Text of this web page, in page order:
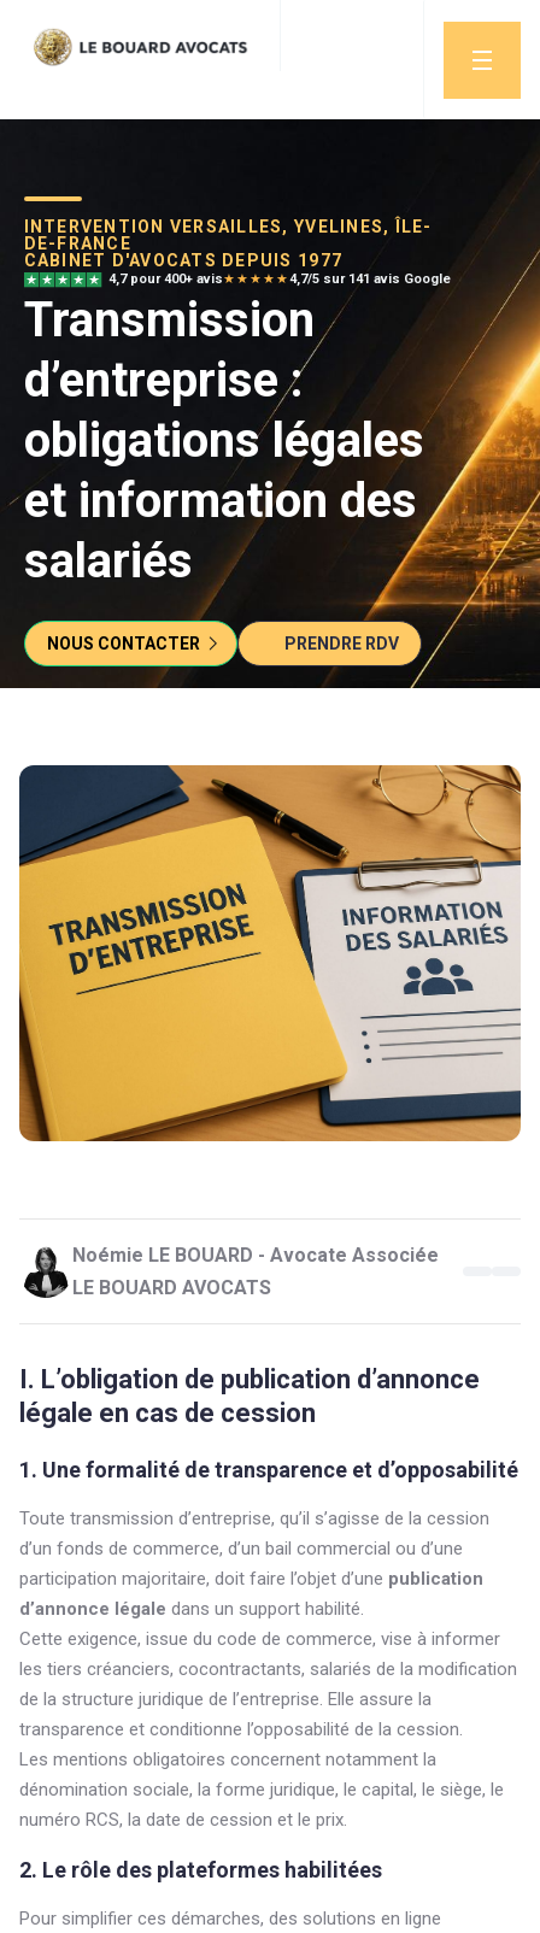
INTERVENTION VERSAILLES, YVELINES, ÎLE-
DE-FRANCE
CABINET D'AVOCATS DEPUIS 1977
4,7 pour 400+ avis★★★★★4,7/5 sur 141 avis Google
Transmission
d’entreprise :
obligations légales
et information des
salariés
NOUS CONTACTER PRENDRE RDV
Noémie LE BOUARD - Avocate Associée
LE BOUARD AVOCATS
I. L’obligation de publication d’annonce
légale en cas de cession
1. Une formalité de transparence et d’opposabilité
Toute transmission d’entreprise, qu’il s’agisse de la cession
d’un fonds de commerce, d’un bail commercial ou d’une
participation majoritaire, doit faire l’objet d’une publication
d’annonce légale dans un support habilité.
Cette exigence, issue du code de commerce, vise à informer
les tiers créanciers, cocontractants, salariés de la modification
de la structure juridique de l’entreprise. Elle assure la
transparence et conditionne l’opposabilité de la cession.
Les mentions obligatoires concernent notamment la
dénomination sociale, la forme juridique, le capital, le siège, le
numéro RCS, la date de cession et le prix.
2. Le rôle des plateformes habilitées
Pour simplifier ces démarches, des solutions en ligne